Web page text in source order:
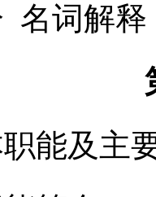
名词解释
能及主